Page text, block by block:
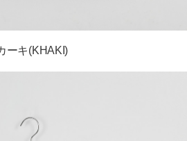
ーキ(KHAKI)